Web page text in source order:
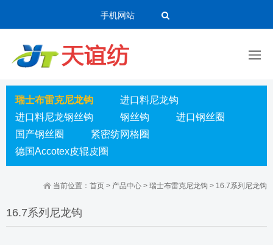
手机网站
瑞士布雷克尼龙钩
进口料尼龙钩
进口料尼龙钢丝钩
钢丝钩
进口钢丝圈
国产钢丝圈
紧密纺网格圈
德国Accotex皮辊皮圈
当前位置： 首页 > 产品中心 > 瑞士布雷克尼龙钩 > 16.7系列尼龙钩
16.7系列尼龙钩